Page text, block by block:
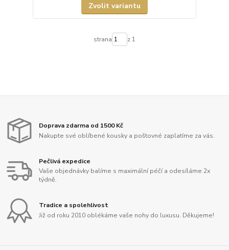
Zvolit variantu
strana z 1
Doprava zdarma od 1500 Kč
Nakupte své oblíbené kousky a poštovné zaplatíme za vás.
Pečlivá expedice
Vaše objednávky balíme s maximální péčí a odesíláme 2x
týdně.
Tradice a spolehlivost
Již od roku 2010 oblékáme vaše nohy do luxusu. Děkujeme!